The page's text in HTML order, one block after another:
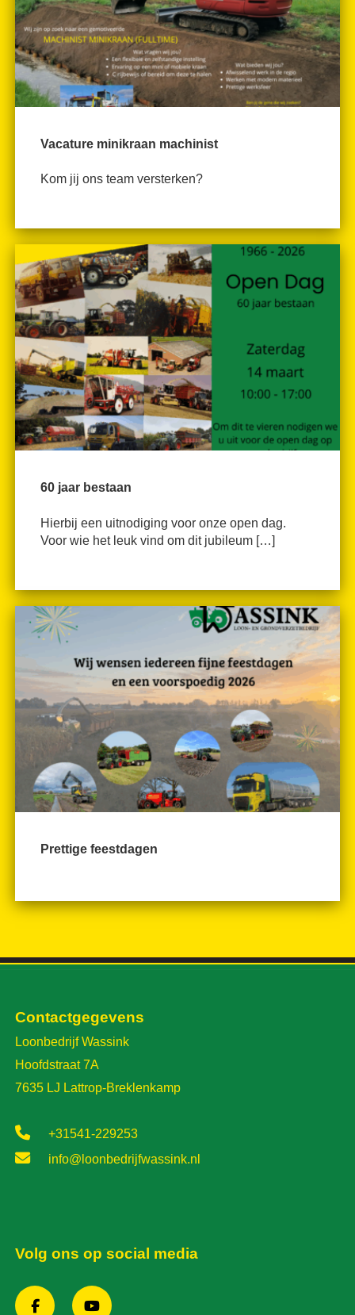
Vacature minikraan machinist
Kom jij ons team versterken?
60 jaar bestaan
Hierbij een uitnodiging voor onze open dag.
Voor wie het leuk vind om dit jubileum […]
Prettige feestdagen
Contactgegevens
Loonbedrijf Wassink
Hoofdstraat 7A
7635 LJ Lattrop-Breklenkamp
+31541-229253
info@loonbedrijfwassink.nl
Volg ons op social media